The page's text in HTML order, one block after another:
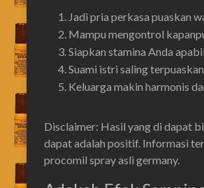
Jadi pria perkasa puaskan
Mampu mengontrol
Siapkan stamina Anda
Suami istri saling terpuaskan.
Keluarga makin harmonis
Disclaimer: Hasil yang di dapat
dapat adalah positif. Informasi
procomil spray asli germany.